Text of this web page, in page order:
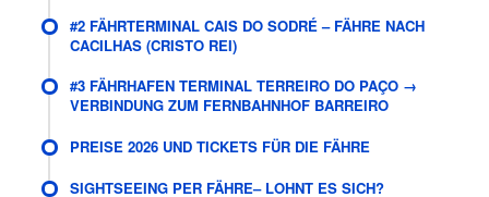
#2 FÄHRTERMINAL CAIS DO SODRÉ – FÄHRE NACH
CACILHAS (CRISTO REI)
#3 FÄHRHAFEN TERMINAL TERREIRO DO PAÇO →
VERBINDUNG ZUM FERNBAHNHOF BARREIRO
PREISE 2026 UND TICKETS FÜR DIE FÄHRE
SIGHTSEEING PER FÄHRE– LOHNT ES SICH?